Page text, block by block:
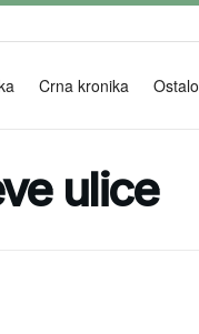
Crna kronika Ostalo
ulice